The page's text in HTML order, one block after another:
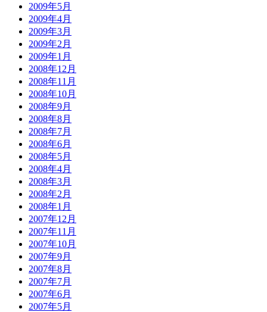
2009年5月
2009年4月
2009年3月
2009年2月
2009年1月
2008年12月
2008年11月
2008年10月
2008年9月
2008年8月
2008年7月
2008年6月
2008年5月
2008年4月
2008年3月
2008年2月
2008年1月
2007年12月
2007年11月
2007年10月
2007年9月
2007年8月
2007年7月
2007年6月
2007年5月